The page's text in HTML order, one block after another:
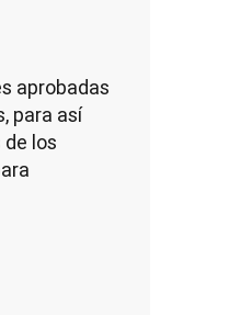
aprobadas
para así
los